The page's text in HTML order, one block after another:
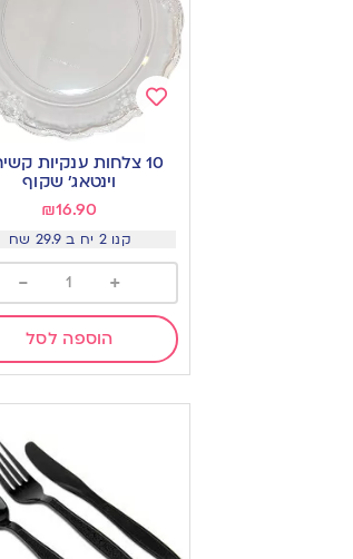
to
wishlist
10 צלחות ענקיות
וינטאג’ שקוף
₪16.90
קנו 2 יח ב 29.9 שח
+
-
הוספה לסל